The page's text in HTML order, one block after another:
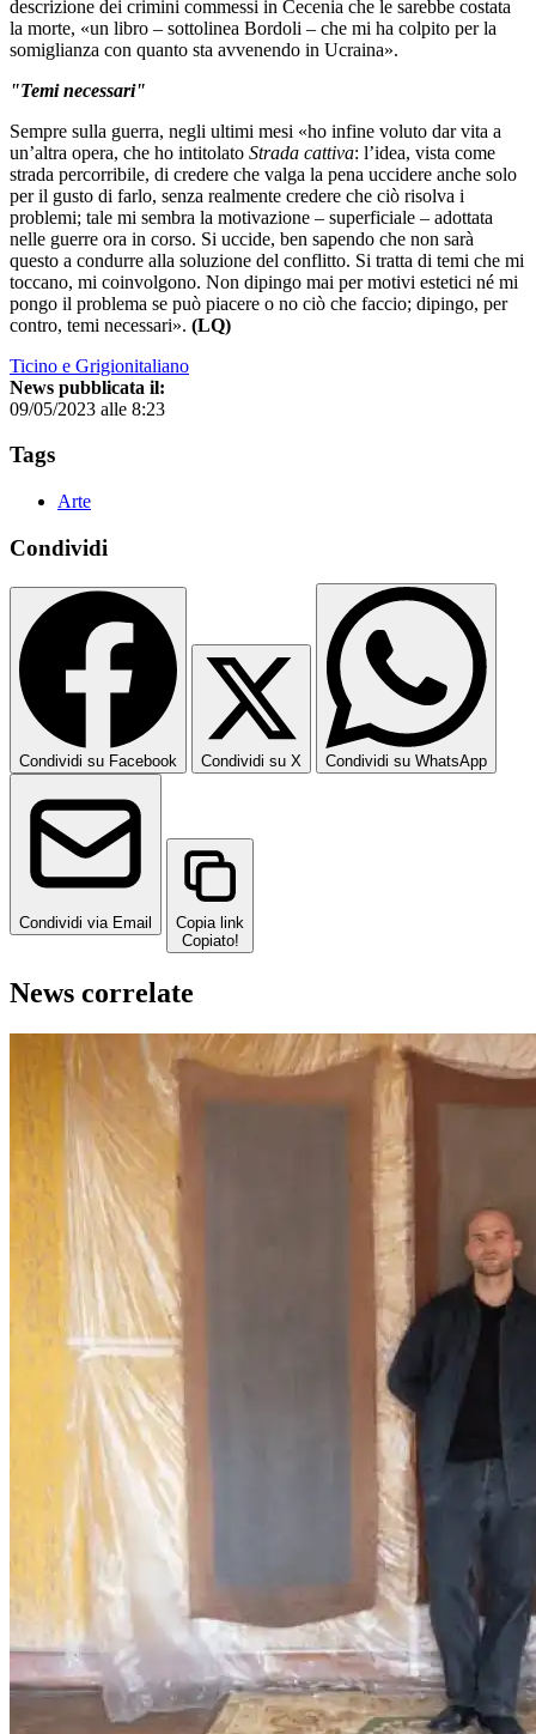
descrizione dei crimini commessi in Cecenia che le sarebbe costata
la morte, «un libro – sottolinea Bordoli – che mi ha colpito per la
somiglianza con quanto sta avvenendo in Ucraina».
"Temi necessari"
Sempre sulla guerra, negli ultimi mesi «ho infine voluto dar vita a
un’altra opera, che ho intitolato Strada cattiva: l’idea, vista come
strada percorribile, di credere che valga la pena uccidere anche solo
per il gusto di farlo, senza realmente credere che ciò risolva i
problemi; tale mi sembra la motivazione – superficiale – adottata
nelle guerre ora in corso. Si uccide, ben sapendo che non sarà
questo a condurre alla soluzione del conflitto. Si tratta di temi che mi
toccano, mi coinvolgono. Non dipingo mai per motivi estetici né mi
pongo il problema se può piacere o no ciò che faccio; dipingo, per
contro, temi necessari». (LQ)
Ticino e Grigionitaliano
News pubblicata il:
09/05/2023 alle 8:23
Tags
Arte
Condividi
Condividi su Facebook Condividi su X Condividi su WhatsApp
Condividi via Email
Copia link
Copiato!
News correlate